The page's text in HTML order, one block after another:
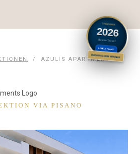
/ AZULIS APARTMENTS
VIA PISANO
SARDINIA
2026
Best in Travel
LONELY PLANET
BOOKING.COM WINNER